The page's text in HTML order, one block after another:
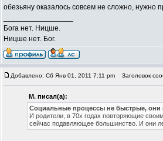
обезьяну оказалось совсем не сложно, нужно
Бога нет. Ницше.
Ницше нет. Бог.
Добавлено: Сб Янв 01, 2011 7:11 pm Заголовок
М. писал(а):
Социальные процессы не быстрые, они
И родители, в 70х годах повторяющие
сейчас подавляющее большинство. И они